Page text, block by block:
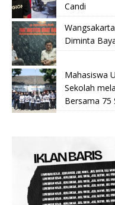
Candi
Diminta
Mahasiswa
Sekolah
Bersama 75